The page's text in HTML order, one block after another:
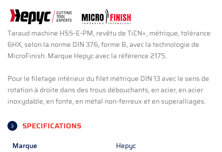
Taraud machine HSS-E-PM, revêtu de TiCN+, métrique, tolérance
6HX, selon la norme DIN 376, forme B, avec la technologie de
MicroFinish. Marque Hepyc avec la référence 2175.
Pour le filetage intérieur du filet métrique DIN 13 avec le sens de
rotation à droite dans des trous débouchants, en acier, en acier
inoxydable, en fonte, en métal non-ferreux et en superalliages.
SPECIFICATIONS
Marque
Hepyc